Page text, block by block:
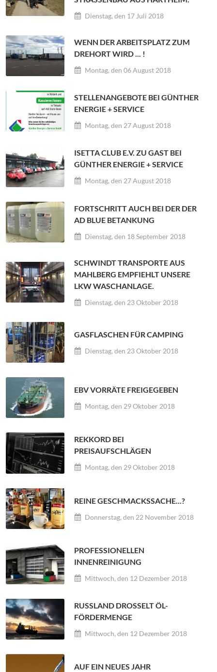
Dienstag, den 17 Juli 2018
WENN DER ARBEITSPLATZ ZUM
DREHORT WIRD ... !
Montag, den 06 August 2018
STELLENANGEBOTE BEI GÜNTHER
ENERGIE + SERVICE
Montag, den 27 August 2018
ISETTA CLUB E.V. ZU GAST BEI
GÜNTHER ENERGIE + SERVICE
Montag, den 27 August 2018
FORTSCHRITT AUCH BEI DER DER
AD BLUE BETANKUNG
Dienstag, den 18 September 2018
SCHWINDT TRANSPORTE AUS
MAHLBERG EMPFIEHLT UNSERE
LKW WASCHANLAGE.
Dienstag, den 23 Oktober 2018
GASFLASCHEN FÜR CAMPING
Dienstag, den 23 Oktober 2018
EBV VORRÄTE FREIGEGEBEN
Montag, den 29 Oktober 2018
REKKORD BEI
PREISAUFSCHLÄGEN
Montag, den 29 Oktober 2018
REINE GESCHMACKSSACHE...?
Donnerstag, den 22 November 2018
PROFESSIONELLEN
INNENREINIGUNG
Mittwoch, den 12 Dezember 2018
RUSSLAND DROSSELT ÖL- F
ÖRDERMENGE
Mittwoch, den 12 Dezember 2018
AUF EIN NEUES JAHR